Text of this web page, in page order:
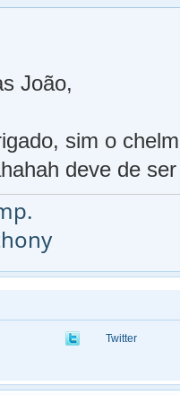
João,
sim o
deve de
Twitter